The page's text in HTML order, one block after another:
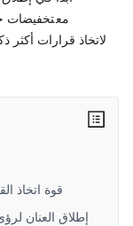
معتخفيضات
قوة اتخاذ
إطلاق العنان